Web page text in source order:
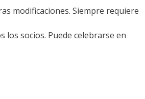
modificaciones. Siempre requiere
los socios. Puede celebrarse en